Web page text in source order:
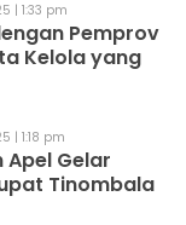
| 1:33 pm
Pemprov
Kelola yang
| 1:18 pm
Apel Gelar
Tinombala